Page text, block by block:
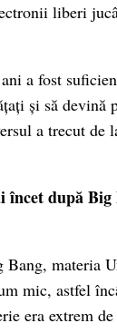
liberi
a fost
și să devină
a trecut de
după Big
materia
mic, astfel
era extrem